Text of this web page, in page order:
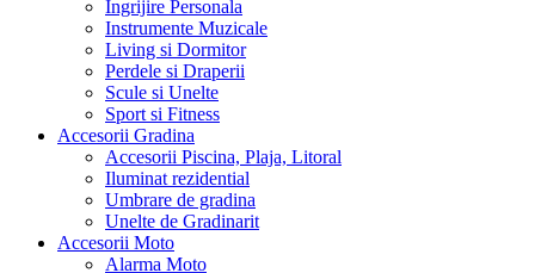
Ingrijire Personala
Instrumente Muzicale
Living si Dormitor
Perdele si Draperii
Scule si Unelte
Sport si Fitness
Accesorii Gradina
Accesorii Piscina, Plaja, Litoral
Iluminat rezidential
Umbrare de gradina
Unelte de Gradinarit
Accesorii Moto
Alarma Moto